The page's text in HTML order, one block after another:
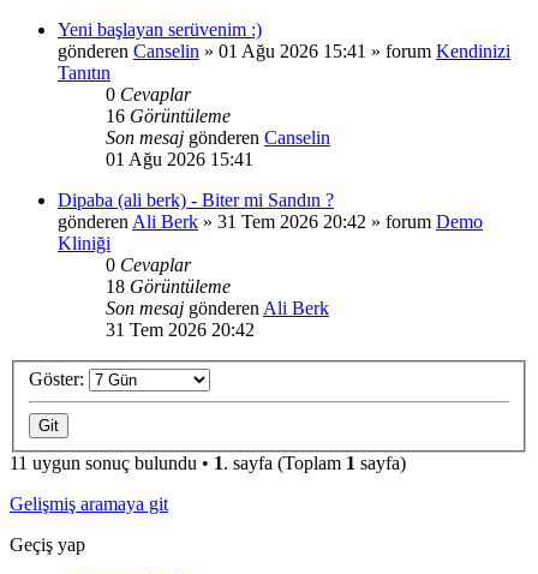
Yeni başlayan serüvenim :)
gönderen Canselin » 01 Ağu 2026 15:41 » forum Kendinizi
Tanıtın
0 Cevaplar
16 Görüntüleme
Son mesaj gönderen Canselin
01 Ağu 2026 15:41
Dipaba (ali berk) - Biter mi Sandın ?
gönderen Ali Berk » 31 Tem 2026 20:42 » forum Demo
Kliniği
0 Cevaplar
18 Görüntüleme
Son mesaj gönderen Ali Berk
31 Tem 2026 20:42
Göster:
11 uygun sonuç bulundu • 1. sayfa (Toplam 1 sayfa)
Gelişmiş aramaya git
Geçiş yap